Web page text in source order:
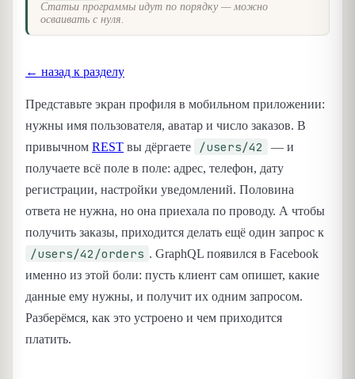
Статьи программы идут по порядку — можно
осваивать с нуля.
← назад к разделу
Представьте экран профиля в мобильном приложении:
нужны имя пользователя, аватар и число заказов. В
привычном REST вы дёргаете /users/42
— и
получаете всё поле в поле: адрес, телефон, дату
регистрации, настройки уведомлений. Половина
ответа не нужна, но она приехала по проводу. А чтобы
получить заказы, приходится делать ещё один запрос к
/users/42/orders . GraphQL появился в Facebook
именно из этой боли: пусть клиент сам опишет, какие
данные ему нужны, и получит их одним запросом.
Разберёмся, как это устроено и чем приходится
платить.